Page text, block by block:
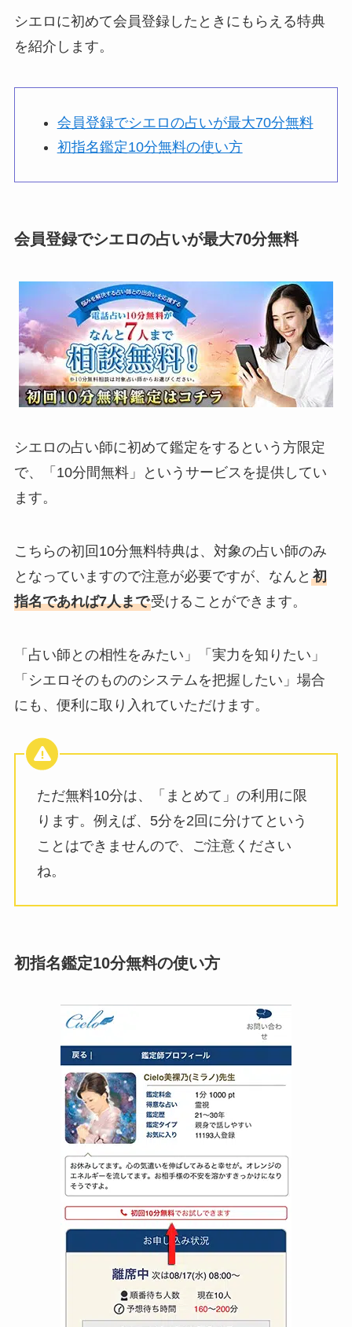
シエロに初めて会員登録したときにもらえる特典
を紹介します。
会員登録でシエロの占いが最大70分無料
初指名鑑定10分無料の使い方
会員登録でシエロの占いが最大70分無料
シエロの占い師に初めて鑑定をするという方限定
で、「10分間無料」というサービスを提供してい
ます。
こちらの初回10分無料特典は、対象の占い師のみ
となっていますので注意が必要ですが、なんと 初
指名であれば7人まで受けることができます。
「占い師との相性をみたい」「実力を知りたい」
「シエロそのもののシステムを把握したい」場合
にも、便利に取り入れていただけます。
ただ無料10分は、「まとめて」の利用に限
ります。例えば、5分を2回に分けてという
ことはできませんので、ご注意ください
ね。
初指名鑑定10分無料の使い方